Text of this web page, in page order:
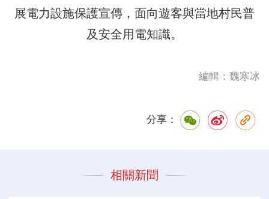
展電力設施保護宣傳，面向遊客與當地村民普
及安全用電知識。
編輯：魏寒冰
分享：
相關新聞